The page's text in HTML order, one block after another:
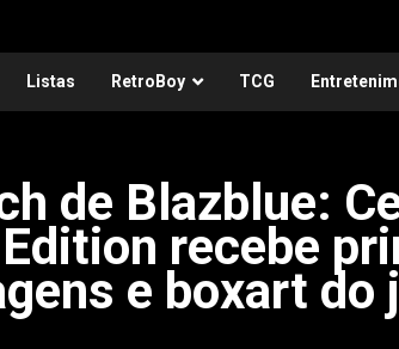
Listas RetroBoy TCG
de Blazblue:
recebe
e boxart do